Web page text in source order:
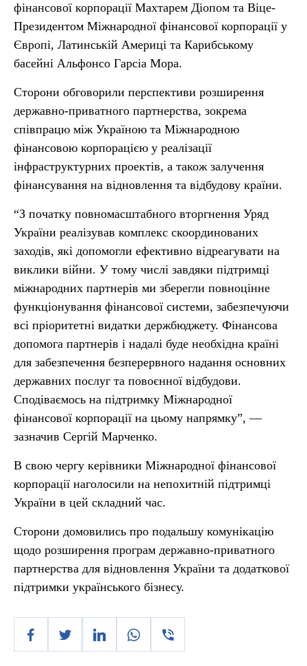
фінансової корпорації Махтарем Діопом та Віце-
Президентом Міжнародної фінансової корпорації у
Європі, Латинській Америці та Карибському
басейні Альфонсо Гарсіа Мора.
Сторони обговорили перспективи розширення
державно-приватного партнерства, зокрема
співпрацю між Україною та Міжнародною
фінансовою корпорацією у реалізації
інфраструктурних проектів, а також залучення
фінансування на відновлення та відбудову країни.
“З початку повномасштабного вторгнення Уряд
України реалізував комплекс скоординованих
заходів, які допомогли ефективно відреагувати на
виклики війни. У тому числі завдяки підтримці
міжнародних партнерів ми зберегли повноцінне
функціонування фінансової системи, забезпечуючи
всі пріоритетні видатки держбюджету. Фінансова
допомога партнерів і надалі буде необхідна країні
для забезпечення безперервного надання основних
державних послуг та повоєнної відбудови.
Сподіваємось на підтримку Міжнародної
фінансової корпорації на цьому напрямку”, —
зазначив Сергій Марченко.
В свою чергу керівники Міжнародної фінансової
корпорації наголосили на непохитній підтримці
України в цей складний час.
Сторони домовились про подальшу комунікацію
щодо розширення програм державно-приватного
партнерства для відновлення України та додаткової
підтримки українського бізнесу.